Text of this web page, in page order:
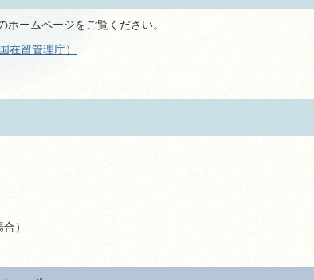
ームページをご覧ください。
在留管理庁）
）